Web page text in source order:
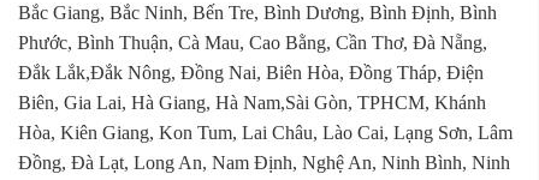
Bắc Giang, Bắc Ninh, Bến Tre, Bình Dương, Bình Định, Bình
Phước, Bình Thuận, Cà Mau, Cao Bằng, Cần Thơ, Đà Nẵng,
Đắk Lắk,Đắk Nông, Đồng Nai, Biên Hòa, Đồng Tháp, Điện
Biên, Gia Lai, Hà Giang, Hà Nam,Sài Gòn, TPHCM, Khánh
Hòa, Kiên Giang, Kon Tum, Lai Châu, Lào Cai, Lạng Sơn, Lâm
Đồng, Đà Lạt, Long An, Nam Định, Nghệ An, Ninh Bình, Ninh